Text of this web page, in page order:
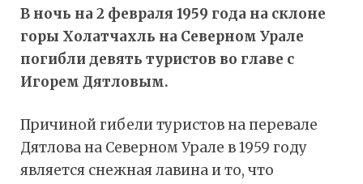
В ночь на 2 февраля 1959 года на склоне
горы Холатчахль на Северном Урале
погибли девять туристов во главе с
Игорем Дятловым.
Причиной гибели туристов на перевале
Дятлова на Северном Урале в 1959 году
является снежная лавина и то, что